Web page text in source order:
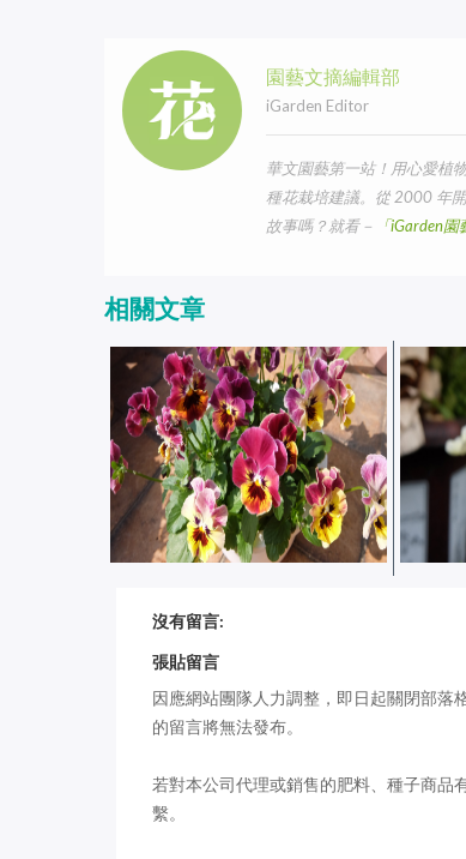
園藝文摘編輯部
iGarden Editor
華文園藝第一站！用心愛植
種花栽培建議。從 2000 年
故事嗎？就看－
「iGarden
相關文章
一月開花紀錄：2020 年 1 月
沒有留言:
張貼留言
因應網站團隊人力調整，即日起關閉部落
的留言將無法發布。
若對本公司代理或銷售的肥料、種子商品
繫。